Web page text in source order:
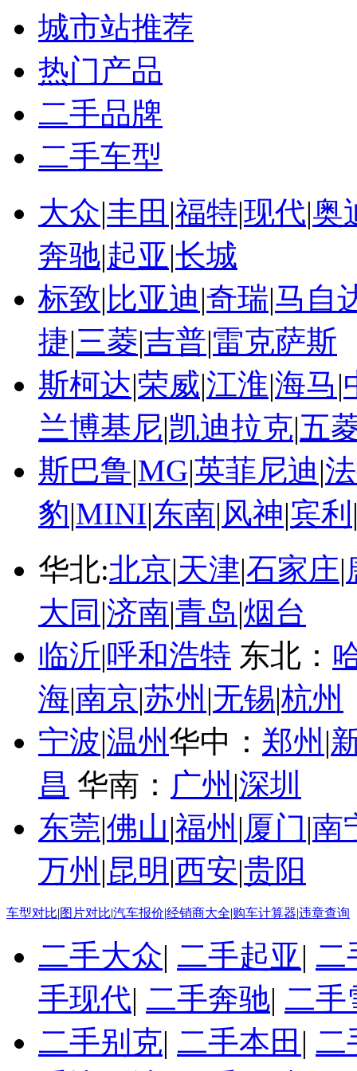
城市站推荐
热门产品
二手品牌
二手车型
大众|丰田 |福特|现代|奥
奔驰|起亚|长城
标致| 比亚迪|奇瑞|马自
捷|三菱|吉普|雷克萨斯
斯柯达|荣威|江淮|海马|
兰博基尼|凯迪拉克|五
斯巴鲁|MG|英菲尼迪|
豹|MINI|东南|风神|宾利
华北:北京|天津|石家庄|
大同 |济南|青岛|烟台
临沂|呼和浩特 东北：
海|南京|苏州 |无锡|杭州
宁波|温州华中： 郑州 |
昌 华南： 广州 |深圳
东莞|佛山|福州 |厦门|南
万州 |昆明 |西安|贵阳
车型对比|图片对比|汽车报价|经销商大全|购车计算器|违章查询
二手大众| 二手起亚| 二
手现代| 二手奔驰| 二手
二手别克| 二手本田 | 二